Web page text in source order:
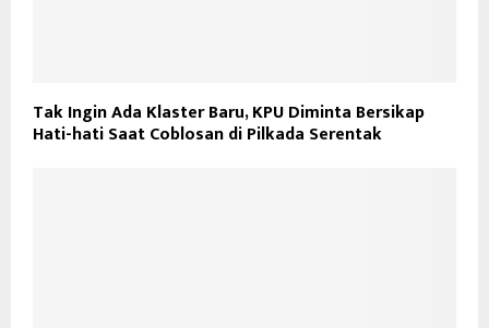
Tak Ingin Ada Klaster Baru, KPU Diminta Bersikap
Hati-hati Saat Coblosan di Pilkada Serentak